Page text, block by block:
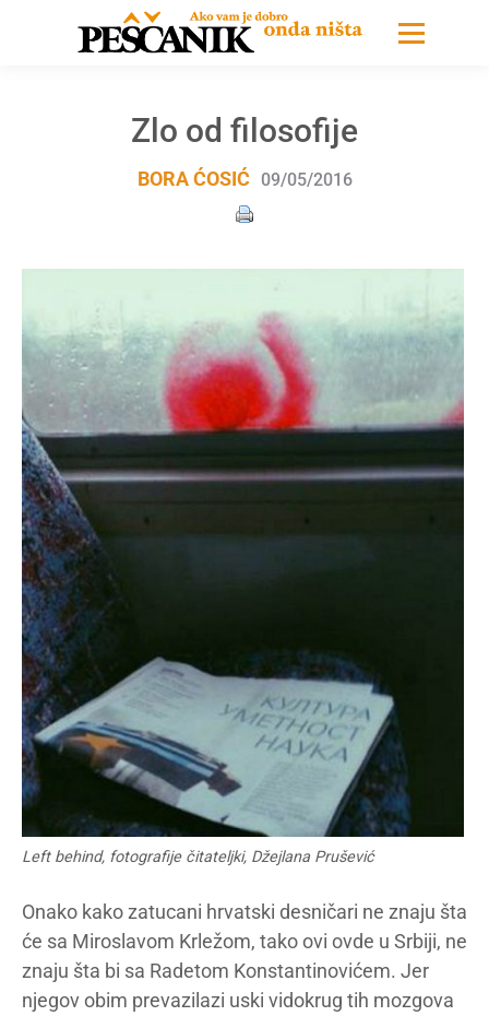
Zlo od filosofije
BORA ĆOSIĆ 09/05/2016
Left behind, fotografije čitateljki, Džejlana Prušević
Onako kako zatucani hrvatski desničari ne znaju šta
će sa Miroslavom Krležom, tako ovi ovde u Srbiji, ne
znaju šta bi sa Radetom Konstantinovićem. Jer
njegov obim prevazilazi uski vidokrug tih mozgova